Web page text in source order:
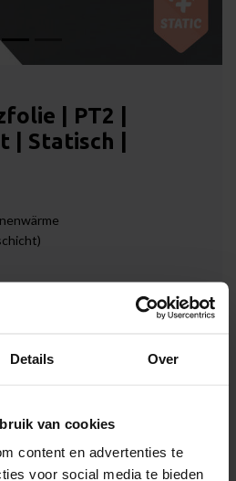
Details Over
van cookies
content en advertenties te
voor social media te bieden
| PT2 |
| Statisch |
den Warenkorb